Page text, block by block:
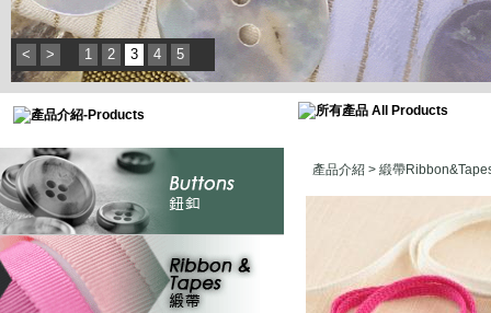
< > 1 2 3 4 5
產品介紹 > 緞帶